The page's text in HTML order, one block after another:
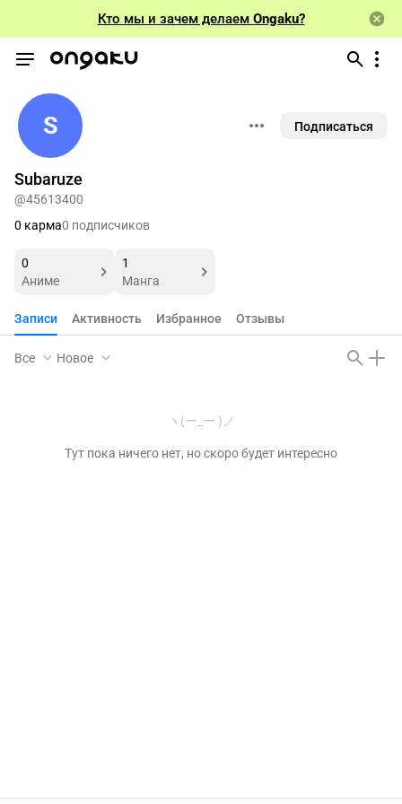
Кто мы и зачем делаем Ongaku?
S
Subaruze
Подписаться
@45613400
0 карма0 подписчиков
0
Аниме
1
Манга
Записи Активность Избранное Отзывы
Все Новое
ヽ(ー_ー )ノ
Тут пока ничего нет, но скоро будет интересно